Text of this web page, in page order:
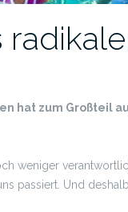
hat zum Großteil
weniger
passiert. Und